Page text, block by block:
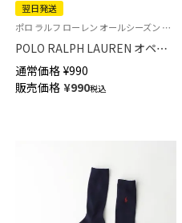
翌日発送
ポロ ラルフ ローレン オールシーズン 日本製 靴下 旧01823635
POLO RALPH LAUREN オペイ
クハイソックス 25デニール な
めらかでソフトなタッチ レディ
ース【365日最短翌日発送】
通常価格 ¥990
販売価格 ¥990税込